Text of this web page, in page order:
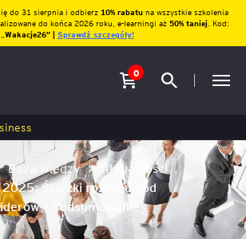
do 31 sierpnia i odbierz10% rabatu na wszystkie szkolenia
do końca 2026 roku, e-learningi aż 50% taniej. Kod:
Wakacje26″ | Sprawdź szczegóły!
0
Baza wiedzy
Aktualności
Ścieżki rozwoju – od
– Podsumowanie